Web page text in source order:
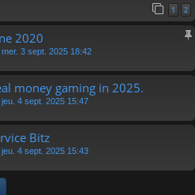
1 2
2020
mer. 3 sept. 2025 18:42
money gaming in 2025.
jeu. 4 sept. 2025 15:47
Bitz
jeu. 4 sept. 2025 15:43